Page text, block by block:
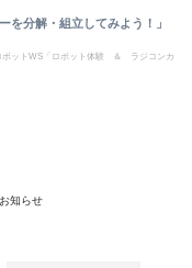
を分解・組立してみよう！」
ボットWS「ロボット体験 ＆ ラジコンカ
知らせ